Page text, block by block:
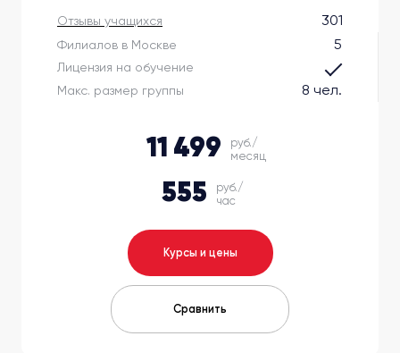
Отзывы учащихся 301
Филиалов в Москве 5
Макс. размер группы 8 чел.
Лицензия на обучение
11 499
руб./
месяц
555
руб./
час
Курсы и цены
Сравнить